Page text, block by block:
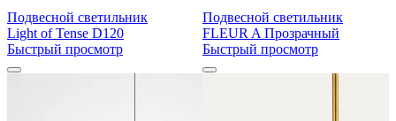
Подвесной светильник
Light of Tense D120
Быстрый просмотр
Подвесной светильник
FLEUR A Прозрачный
Быстрый просмотр